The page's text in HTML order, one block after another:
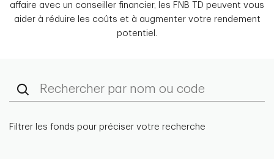
affaire avec un conseiller financier, les FNB TD peuvent vous
aider à réduire les coûts et à augmenter votre rendement
potentiel.
Filtrer les fonds pour préciser votre recherche